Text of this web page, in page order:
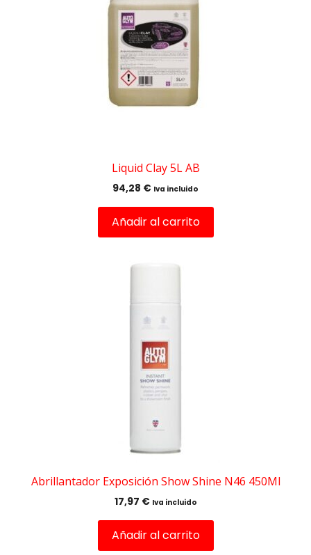
Liquid Clay 5L AB
94,28 € Iva incluido
Añadir al carrito
Abrillantador Exposición Show Shine N46 450Ml
17,97 € Iva incluido
Añadir al carrito